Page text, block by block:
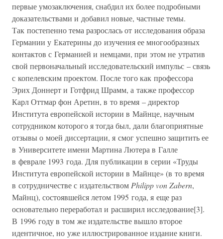
первые умозаключения, снабдил их более подробными
доказательствами и добавил новые, частные темы.
Так постепенно тема разрослась от исследования образа
Германии у Екатерины до изучения ее многообразных
контактов с Германией и немцами, при этом не утратив
свой первоначальный исследовательский импульс – связь
с копелевским проектом. После того как профессора
Эрих Доннерт и Готфрид Шрамм, а также профессор
Карл Оттмар фон Аретин, в то время – директор
Института европейской истории в Майнце, научным
сотрудником которого я тогда был, дали благоприятные
отзывы о моей диссертации, я смог успешно защитить ее
в Университете имени Мартина Лютера в Галле
в феврале 1993 года. Для публикации в серии «Труды
Института европейской истории в Майнце» (в то время
в сотрудничестве с издательством Philipp von Zabern,
Майнц), состоявшейся летом 1995 года, я еще раз
основательно переработал и расширил исследование[3].
В 1996 году в том же издательстве вышло второе
идентичное, но уже иллюстрированное издание книги.